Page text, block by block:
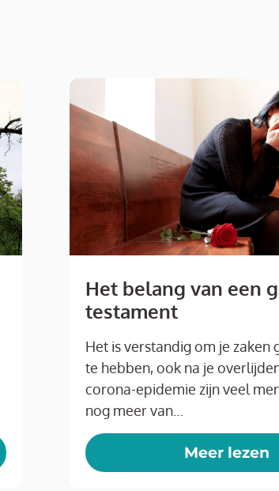
Het belang van een
testament
Het is verstandig om je zaken
te hebben, ook na je
corona-epidemie zijn veel
nog meer van…
Meer lezen